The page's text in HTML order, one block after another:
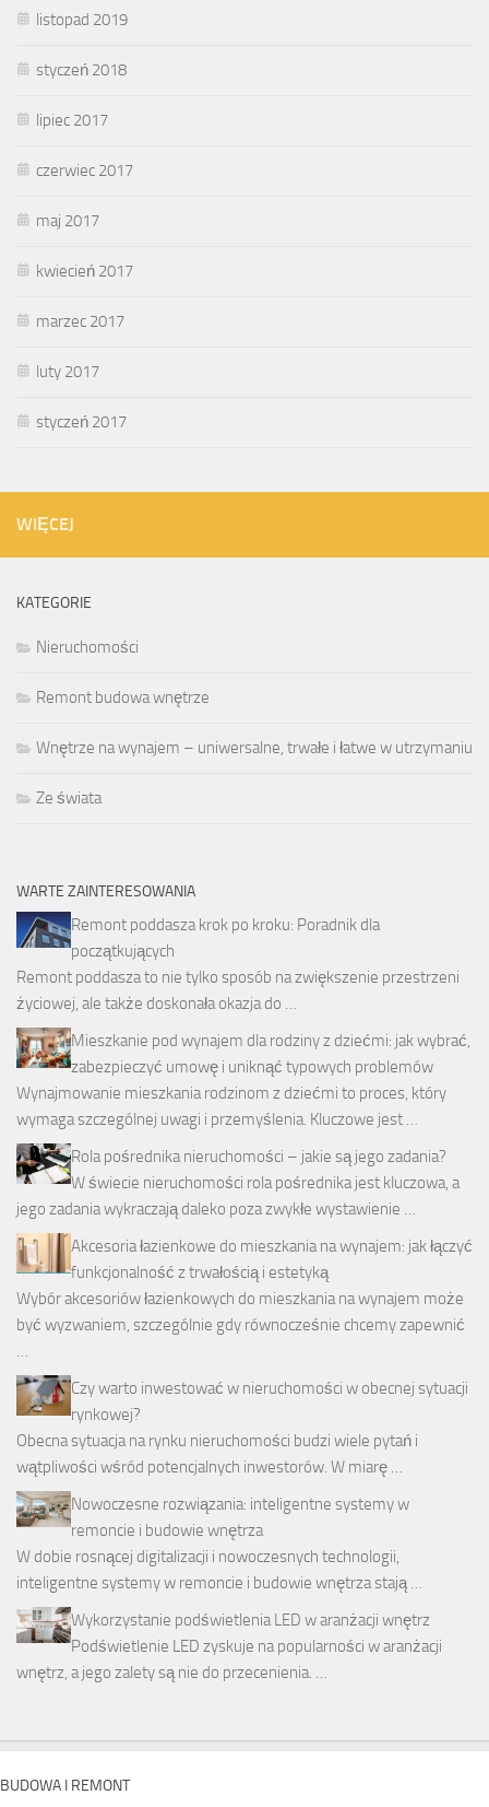
listopad 2019
styczeń 2018
lipiec 2017
czerwiec 2017
maj 2017
kwiecień 2017
marzec 2017
luty 2017
styczeń 2017
WIĘCEJ
KATEGORIE
Nieruchomości
Remont budowa wnętrze
Wnętrze na wynajem – uniwersalne, trwałe i łatwe w utrzymaniu
Ze świata
WARTE ZAINTERESOWANIA
Remont poddasza krok po kroku: Poradnik dla
początkujących
Remont poddasza to nie tylko sposób na zwiększenie przestrzeni
życiowej, ale także doskonała okazja do …
Mieszkanie pod wynajem dla rodziny z dziećmi: jak wybrać,
zabezpieczyć umowę i uniknąć typowych problemów
Wynajmowanie mieszkania rodzinom z dziećmi to proces, który
wymaga szczególnej uwagi i przemyślenia. Kluczowe jest …
Rola pośrednika nieruchomości – jakie są jego zadania?
W świecie nieruchomości rola pośrednika jest kluczowa, a
jego zadania wykraczają daleko poza zwykłe wystawienie …
Akcesoria łazienkowe do mieszkania na wynajem: jak łączyć
funkcjonalność z trwałością i estetyką
Wybór akcesoriów łazienkowych do mieszkania na wynajem może
być wyzwaniem, szczególnie gdy równocześnie chcemy zapewnić
Czy warto inwestować w nieruchomości w obecnej sytuacji
rynkowej?
Obecna sytuacja na rynku nieruchomości budzi wiele pytań i
wątpliwości wśród potencjalnych inwestorów. W miarę …
Nowoczesne rozwiązania: inteligentne systemy w
remoncie i budowie wnętrza
W dobie rosnącej digitalizacji i nowoczesnych technologii,
inteligentne systemy w remoncie i budowie wnętrza stają …
Wykorzystanie podświetlenia LED w aranżacji wnętrz
Podświetlenie LED zyskuje na popularności w aranżacji
wnętrz, a jego zalety są nie do przecenienia. …
BUDOWA I REMONT